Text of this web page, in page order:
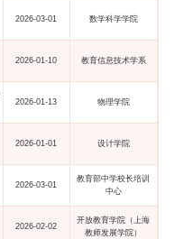
2026-03-01 数学科学学院
2026-01-10 教育信息技术学系
2026-01-13 物理学院
2026-01-01 设计学院
2026-03-01
教育部中学校长培训
中心
2026-02-02
开放教育学院（上海
教师发展学院）